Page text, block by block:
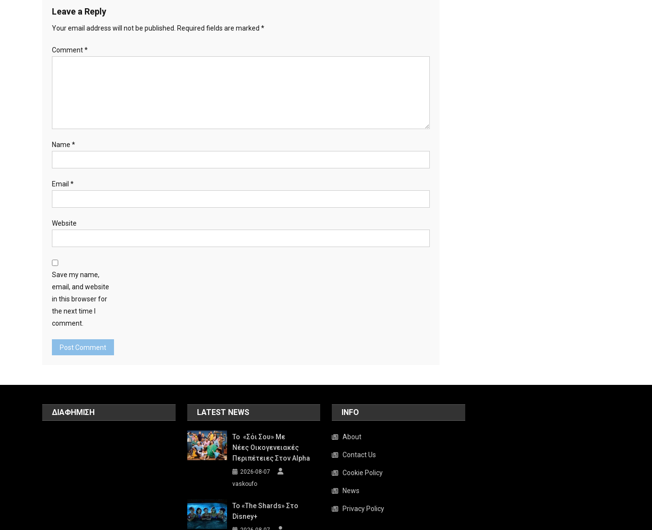
Leave a Reply
Your email address will not be published. Required fields are marked *
Comment*
Name *
Email *
Website
Save my name,
email, and website
in this browser for
the next time I
comment.
ΔΙΑΦΗΜΙΣΗ LATEST NEWS
Το «Σόι Σου» Με
Νέες Οικογενειακές
Περιπέτειες Στον Alpha
2026-08-07
vaskoufo
To «The Shards» Στο
Disney+
INFO
About
Contact Us
Cookie Policy
News
Privacy Policy